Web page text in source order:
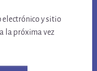
electrónico y sitio
la próxima vez